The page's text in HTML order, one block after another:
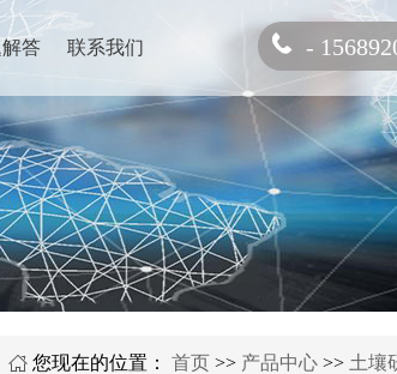
-
答 联系我们
您现在的位置： 首页 >> 产品中心 >> 土壤